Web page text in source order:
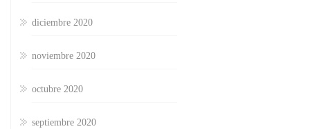
diciembre 2020
noviembre 2020
octubre 2020
septiembre 2020